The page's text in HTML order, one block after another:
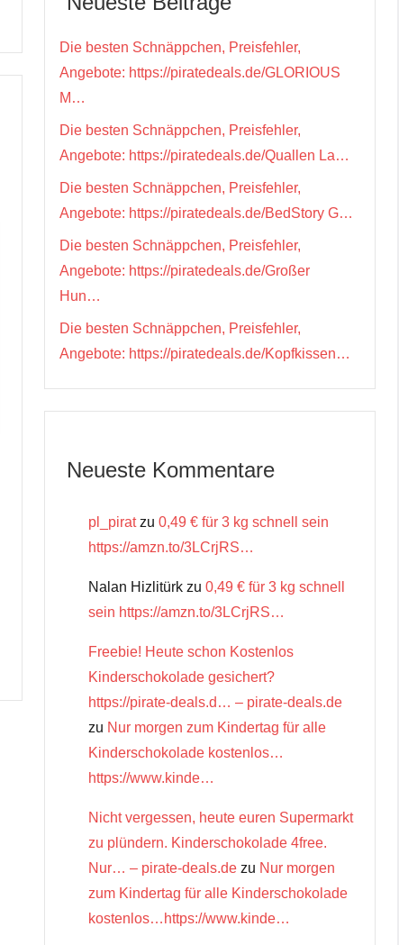
Die besten Schnäppchen, Preisfehler,
Angebote: https://piratedeals.de/GLORIOUS
M…
Die besten Schnäppchen, Preisfehler,
Angebote: https://piratedeals.de/Quallen La…
Die besten Schnäppchen, Preisfehler,
Angebote: https://piratedeals.de/BedStory G…
Die besten Schnäppchen, Preisfehler,
Angebote: https://piratedeals.de/Großer
Hun…
Die besten Schnäppchen, Preisfehler,
Angebote: https://piratedeals.de/Kopfkissen…
Neueste Kommentare
pl_piratzu 0,49 € für 3 kg schnell sein
https://amzn.to/3LCrjRS…
Nalan Hizlitürk zu 0,49 € für 3 kg schnell
sein https://amzn.to/3LCrjRS…
Freebie! Heute schon Kostenlos
Kinderschokolade gesichert?
https://pirate-deals.d… – pirate-deals.de
zu Nur morgen zum Kindertag für alle
Kinderschokolade kostenlos…
https://www.kinde…
Nicht vergessen, heute euren Supermarkt
zu plündern. Kinderschokolade 4free.
Nur… – pirate-deals.de zu Nur morgen
zum Kindertag für alle Kinderschokolade
kostenlos…https://www.kinde…